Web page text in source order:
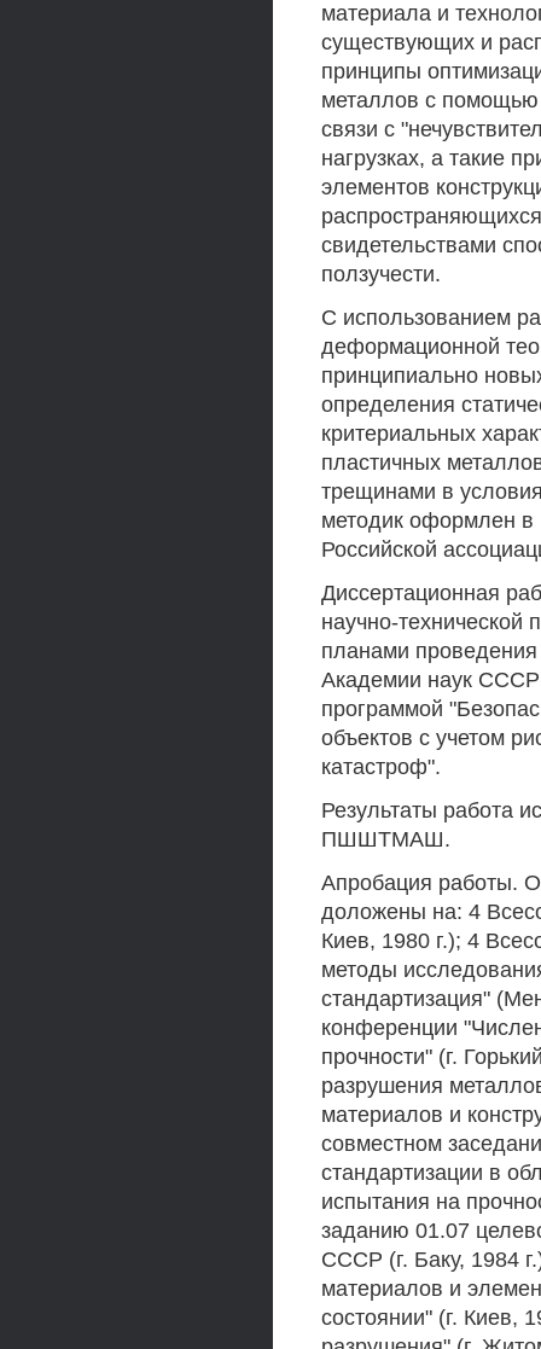
материала и
существующих и
принципы
металлов с помощью
связи с
нагрузках, а такие
элементов
свидетельствами
ползучести.
С использованием
деформационной
принципиально
определения
критериальных
пластичных
трещинами в
методик оформлен в
Российской
Диссертационная
научно-
планами
Академии наук СССР;
программой
объектов с учетом
катастроф".
Результаты
ПШШТМАШ.
Апробация работы.
доложены на: 4
Киев, 1980 г.); 4
методы
стандартизация"
конференции
прочности" (г.
разрушения
материалов и
совместном
стандартизации в
испытания на
заданию 01.07
СССР (г. Баку, 1984
материалов и
состоянии" (г. Киев,